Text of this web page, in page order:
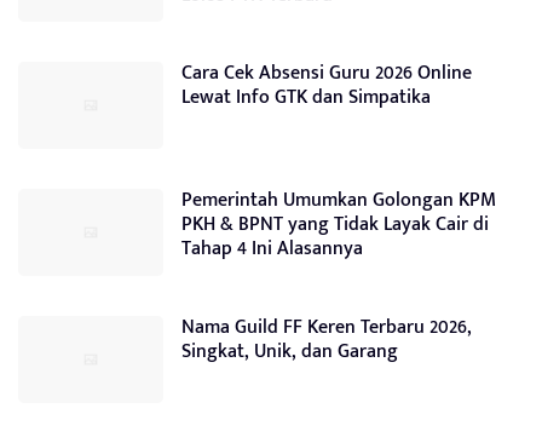
Cara Cek Absensi Guru 2026 Online
Lewat Info GTK dan Simpatika
Pemerintah Umumkan Golongan KPM
PKH & BPNT yang Tidak Layak Cair di
Tahap 4 Ini Alasannya
Nama Guild FF Keren Terbaru 2026,
Singkat, Unik, dan Garang